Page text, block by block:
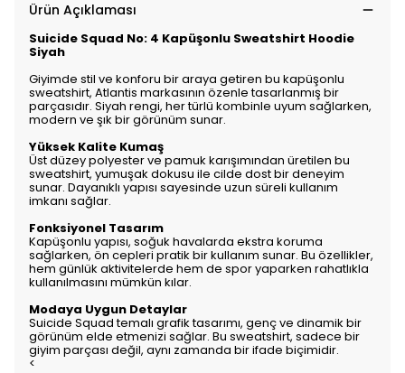
Ürün Açıklaması
Suicide Squad No: 4 Kapüşonlu Sweatshirt Hoodie
Siyah
Giyimde stil ve konforu bir araya getiren bu kapüşonlu
sweatshirt, Atlantis markasının özenle tasarlanmış bir
parçasıdır. Siyah rengi, her türlü kombinle uyum sağlarken,
modern ve şık bir görünüm sunar.
Yüksek Kalite Kumaş
Üst düzey polyester ve pamuk karışımından üretilen bu
sweatshirt, yumuşak dokusu ile cilde dost bir deneyim
sunar. Dayanıklı yapısı sayesinde uzun süreli kullanım
imkanı sağlar.
Fonksiyonel Tasarım
Kapüşonlu yapısı, soğuk havalarda ekstra koruma
sağlarken, ön cepleri pratik bir kullanım sunar. Bu özellikler,
hem günlük aktivitelerde hem de spor yaparken rahatlıkla
kullanılmasını mümkün kılar.
Modaya Uygun Detaylar
Suicide Squad temalı grafik tasarımı, genç ve dinamik bir
görünüm elde etmenizi sağlar. Bu sweatshirt, sadece bir
giyim parçası değil, aynı zamanda bir ifade biçimidir.
<